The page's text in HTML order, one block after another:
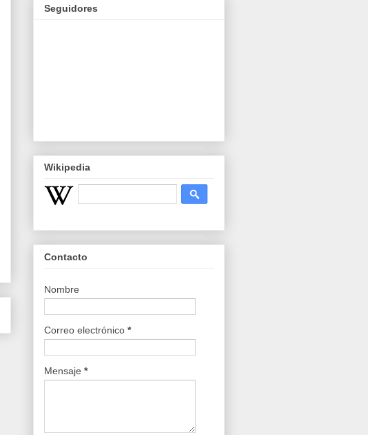
Seguidores
Wikipedia
Contacto
Nombre
Correo electrónico *
Mensaje *